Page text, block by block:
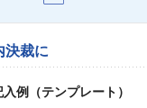
決裁に
例（テンプレート）